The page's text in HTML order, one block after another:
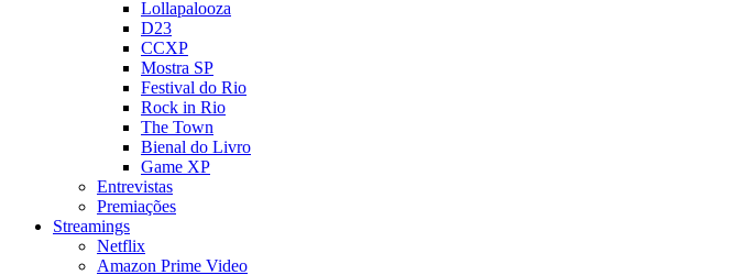
Lollapalooza
D23
CCXP
Mostra SP
Festival do Rio
Rock in Rio
The Town
Bienal do Livro
Game XP
Entrevistas
Premiações
Streamings
Netflix
Amazon Prime Video